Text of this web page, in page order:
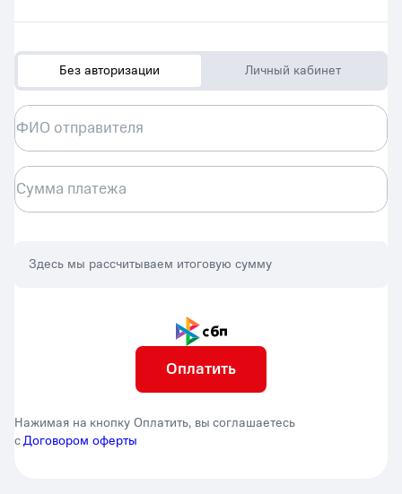
Без авторизации Личный кабинет
ФИО отправителя
Сумма платежа
Здесь мы рассчитываем итоговую сумму
Нажимая на кнопку Оплатить, вы соглашаетесь
сДоговором оферты
Оплатить